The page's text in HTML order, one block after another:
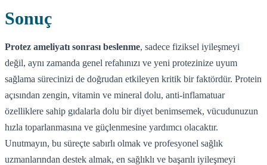
Sonuç
Protez ameliyatı sonrası beslenme, sadece fiziksel iyileşmeyi
değil, aynı zamanda genel refahınızı ve yeni protezinize uyum
sağlama sürecinizi de doğrudan etkileyen kritik bir faktördür. Protein
açısından zengin, vitamin ve mineral dolu, anti-inflamatuar
özelliklere sahip gıdalarla dolu bir diyet benimsemek, vücudunuzun
hızla toparlanmasına ve güçlenmesine yardımcı olacaktır.
Unutmayın, bu süreçte sabırlı olmak ve profesyonel sağlık
uzmanlarından destek almak, en sağlıklı ve başarılı iyileşmeyi